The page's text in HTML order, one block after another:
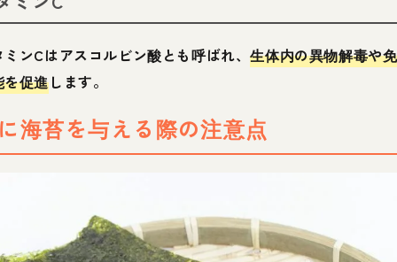
ミンCはアスコルビン酸とも呼ばれ、生体内の異物解毒や
を促進します。
海苔を与える際の注意点